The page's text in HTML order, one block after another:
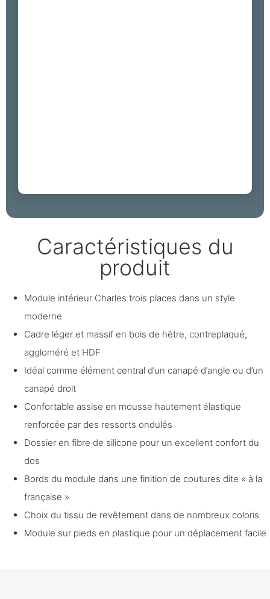
Caractéristiques du
produit
Module intérieur Charles trois places dans un style
moderne
Cadre léger et massif en bois de hêtre, contreplaqué,
aggloméré et HDF
Idéal comme élément central d’un canapé d’angle ou d’un
canapé droit
Confortable assise en mousse hautement élastique
renforcée par des ressorts ondulés
Dossier en fibre de silicone pour un excellent confort du
dos
Bords du module dans une finition de coutures dite « à la
française »
Choix du tissu de revêtement dans de nombreux coloris
Module sur pieds en plastique pour un déplacement facile